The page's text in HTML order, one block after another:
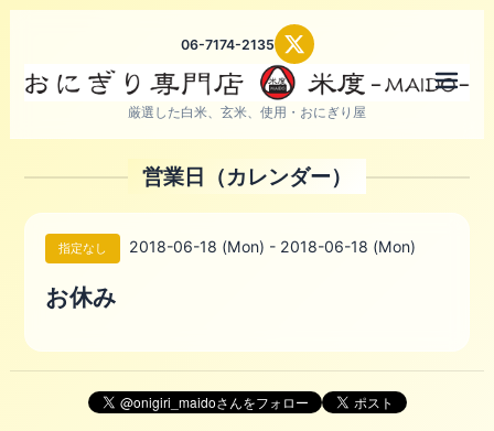
06-7174-2135
厳選した白米、玄米、使用・おにぎり屋
営業日（カレンダー）
指定なし 2018-06-18 (Mon) - 2018-06-18 (Mon)
お休み